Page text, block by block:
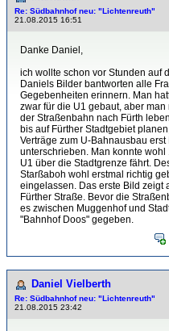
Re: Südbahnhof neu: "Lichtenreuth"
21.08.2015 16:51
Danke Daniel,
ich wollte schon vor Stunden auf
Daniels Bilder bantworten alle
Gegebenheiten erinnern. Man
zwar für die U1 gebaut, aber
der Straßenbahn nach Fürth
bis auf Fürther Stadtgebiet
Verträge zum U-Bahnausbau
unterschrieben. Man konnte
U1 über die Stadtgrenze fährt.
Starßaboh wohl erstmal richtig
eingelassen. Das erste Bild zeigt
Fürther Straße. Bevor die
es zwischen Muggenhof und
"Bahnhof Doos" gegeben.
Daniel Vielberth
Re: Südbahnhof neu: "Lichtenreuth"
21.08.2015 23:42